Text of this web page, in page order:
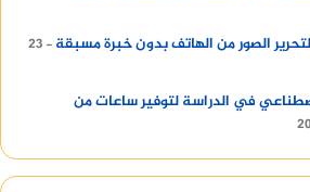
الصور من الهاتف بدون خبرة مسبقة
23
في الدراسة لتوفير ساعات من